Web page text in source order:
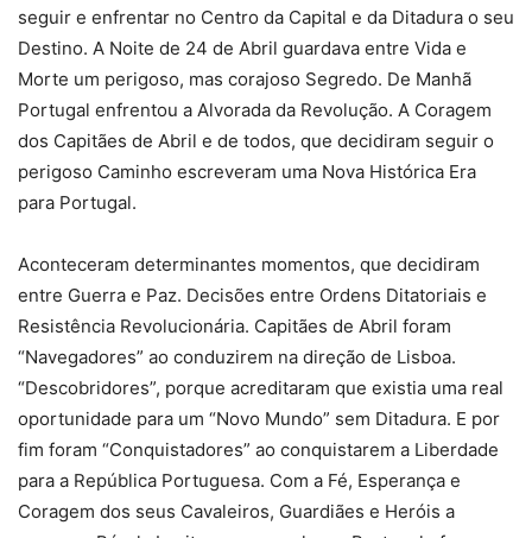
seguir e enfrentar no Centro da Capital e da Ditadura o seu
Destino. A Noite de 24 de Abril guardava entre Vida e
Morte um perigoso, mas corajoso Segredo. De Manhã
Portugal enfrentou a Alvorada da Revolução. A Coragem
dos Capitães de Abril e de todos, que decidiram seguir o
perigoso Caminho escreveram uma Nova Histórica Era
para Portugal.
Aconteceram determinantes momentos, que decidiram
entre Guerra e Paz. Decisões entre Ordens Ditatoriais e
Resistência Revolucionária. Capitães de Abril foram
“Navegadores” ao conduzirem na direção de Lisboa.
“Descobridores”, porque acreditaram que existia uma real
oportunidade para um “Novo Mundo” sem Ditadura. E por
fim foram “Conquistadores” ao conquistarem a Liberdade
para a República Portuguesa. Com a Fé, Esperança e
Coragem dos seus Cavaleiros, Guardiães e Heróis a